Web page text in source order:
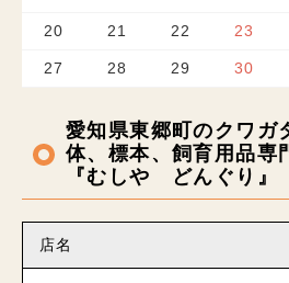
20 21 22 23
27 28 29 30
愛知県東郷町のクワガ
体、標本、飼育用品専
『むしや どんぐり』
店名